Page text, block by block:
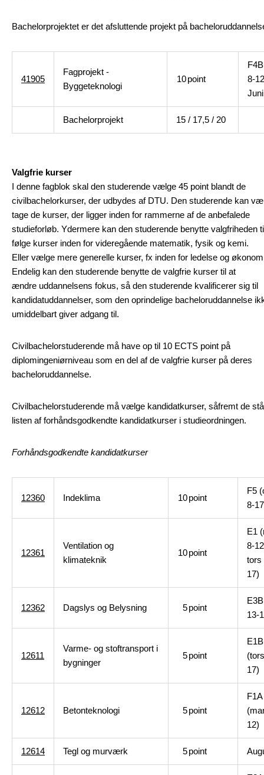
Bachelorprojektet er det afsluttende projekt på
41905
Fagprojekt -
Byggeteknologi
10point
8-
Juni
Bachelorprojekt 15 / 17,5 / 20
Valgfrie kurser
I denne fagblok skal den studerende vælge 45 point blandt de
civilbachelorkurser, der udbydes af DTU. Den studerende kan
tage de kurser, der ligger inden for rammerne af de anbefalede
studieforløb. Ydermere kan den studerende benytte valgfriheden
følge kurser inden for videregående matematik, fysik og kemi.
Eller vælge mere generelle kurser, fx inden for ledelse og
Endelig kan den studerende benytte de valgfrie kurser til at
ændre uddannelsens fokus, så den studerende kvalificerer sig til
kandidatuddannelser, som den oprindelige bacheloruddannelse
umiddelbart giver adgang til.
Civilbachelorstuderende må have op til 10 ECTS point på
diplomingeniørniveau som en del af de valgfrie kurser på deres
bacheloruddannelse.
Civilbachelorstuderende må vælge kandidatkurser, såfremt de
listen af forhåndsgodkendte kandidatkurser i studieordningen.
Forhåndsgodkendte kandidatkurser
12360 Indeklima 10point
F5
8-
12361
Ventilation og
klimateknik
10point
E1
8-
tors
17)
12362 Dagslys og Belysning 5point
13-
12611
Varme- og stoftransport i
bygninger
5point
E1B
17)
12612 Betonteknologi 5point
F1A
12)
12614 Tegl og murværk 5point